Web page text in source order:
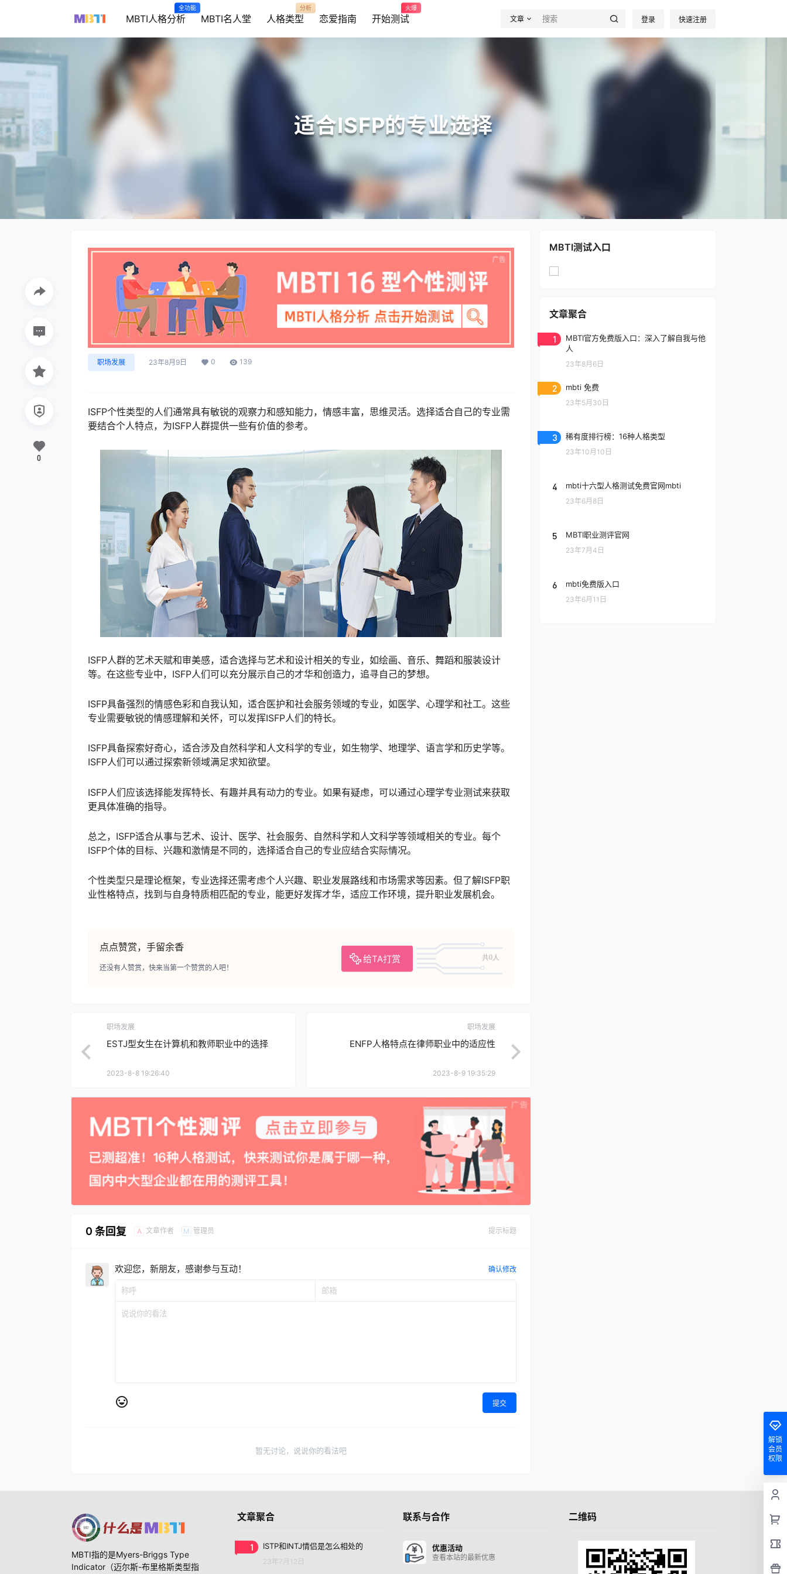
MBTI人格分析
全功能
MBTI名人堂 人格类型
分析
恋爱指南 开始测试
火爆
文章 登录 快速注册
适合ISFP的专业选择
职场发展 23年8月9日 0 139
ISFP个性类型的人们通常具有敏锐的观察力和感知能力，情感丰富，思维灵活。选择适合自己的专业需
要结合个人特点，为ISFP人群提供一些有价值的参考。
ISFP人群的艺术天赋和审美感，适合选择与艺术和设计相关的专业，如绘画、音乐、舞蹈和服装设计
等。在这些专业中，ISFP人们可以充分展示自己的才华和创造力，追寻自己的梦想。
ISFP具备强烈的情感色彩和自我认知，适合医护和社会服务领域的专业，如医学、心理学和社工。这些
专业需要敏锐的情感理解和关怀，可以发挥ISFP人们的特长。
ISFP具备探索好奇心，适合涉及自然科学和人文科学的专业，如生物学、地理学、语言学和历史学等。
ISFP人们可以通过探索新领域满足求知欲望。
ISFP人们应该选择能发挥特长、有趣并具有动力的专业。如果有疑虑，可以通过心理学专业测试来获取
更具体准确的指导。
总之，ISFP适合从事与艺术、设计、医学、社会服务、自然科学和人文科学等领域相关的专业。每个
ISFP个体的目标、兴趣和激情是不同的，选择适合自己的专业应结合实际情况。
个性类型只是理论框架，专业选择还需考虑个人兴趣、职业发展路线和市场需求等因素。但了解ISFP职
业性格特点，找到与自身特质相匹配的专业，能更好发挥才华，适应工作环境，提升职业发展机会。
点点赞赏，手留余香
给TA打赏 共0人
还没有人赞赏，快来当第一个赞赏的人吧！
0
职场发展
ESTJ型女生在计算机和教师职业中的选择
2023-8-8 19:26:40
职场发展
ENFP人格特点在律师职业中的适应性
2023-8-9 19:35:29
0 条回复 A 文章作者 M 管理员 提示标题
欢迎您，新朋友，感谢参与互动！ 确认修改
提交
暂无讨论，说说你的看法吧
MBTI测试入口
文章聚合
1
MBTI官方免费版入口：深入了解自我与他
人
23年8月6日
2 mbti 免费
23年5月30日
3 稀有度排行榜：16种人格类型
23年10月10日
4 mbti十六型人格测试免费官网mbti
23年6月8日
5 MBTI职业测评官网
23年7月4日
6 mbti免费版入口
23年6月11日
解锁
会员
权限
MBTI指的是Myers-Briggs Type
Indicator（迈尔斯-布里格斯类型指
文章聚合
1 ISTP和INTJ情侣是怎么相处的
23年7月12日
联系与合作
优惠活动
查看本站的最新优惠
二维码